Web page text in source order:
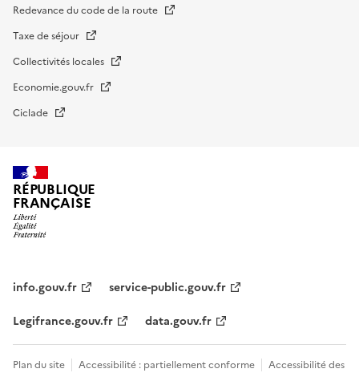
Redevance du code de la route
Taxe de séjour
Collectivités locales
Economie.gouv.fr
Ciclade
RÉPUBLIQUE
FRANÇAISE
institutionnel
info.gouv.fr
service-public.gouv.fr
Legifrance.gouv.fr
data.gouv.fr
Menu
Plan du site Accessibilité : partiellement conforme Accessibilité des